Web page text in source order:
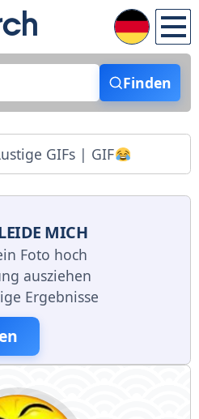
Finden
GIFs | GIF
MICH
Foto hoch
ausziehen
Ergebnisse